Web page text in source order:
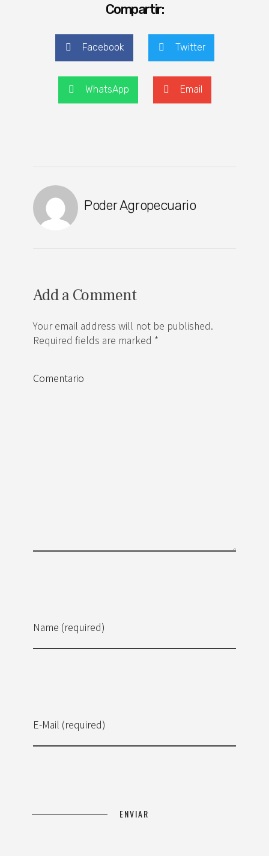
Compartir:
Facebook Twitter
WhatsApp Email
Poder Agropecuario
Add a Comment
Your email address will not be published.
Required fields are marked *
Name (required)
E-Mail (required)
Comentario